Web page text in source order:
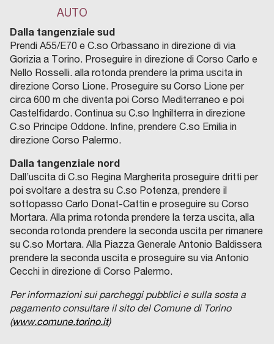
AUTO
Dalla tangenziale sud
Prendi A55/E70 e C.so Orbassano in direzione di via
Gorizia a Torino. Proseguire in direzione di Corso Carlo e
Nello Rosselli. alla rotonda prendere la prima uscita in
direzione Corso Lione. Proseguire su Corso Lione per
circa 600 m che diventa poi Corso Mediterraneo e poi
Castelfidardo. Continua su C.so Inghilterra in direzione
C.so Principe Oddone. Infine, prendere C.so Emilia in
direzione Corso Palermo.
Dalla tangenziale nord
Dall’uscita di C.so Regina Margherita proseguire dritti per
poi svoltare a destra su C.so Potenza, prendere il
sottopasso Carlo Donat-Cattin e proseguire su Corso
Mortara. Alla prima rotonda prendere la terza uscita, alla
seconda rotonda prendere la seconda uscita per rimanere
su C.so Mortara. Alla Piazza Generale Antonio Baldissera
prendere la seconda uscita e proseguire su via Antonio
Cecchi in direzione di Corso Palermo.
Per informazioni sui parcheggi pubblici e sulla sosta a
pagamento consultare il sito del Comune di Torino
(www.comune.torino.it)